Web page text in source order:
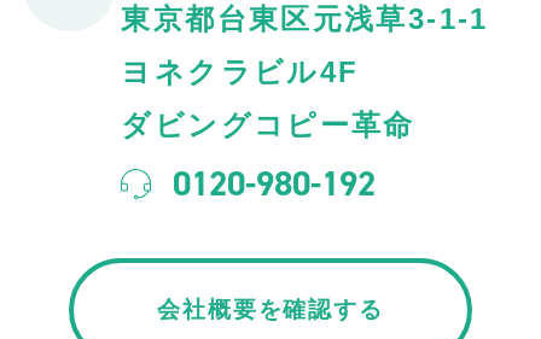
東京都台東区元浅草3-1-1
ヨネクラビル4F
ダビングコピー革命
0120-980-192
会社概要を確認する